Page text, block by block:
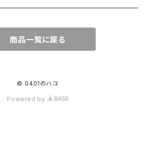
商品一覧に戻る
© 0401のハコ
Powered by